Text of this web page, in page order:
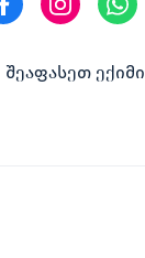
შეაფასეთ ექიმი